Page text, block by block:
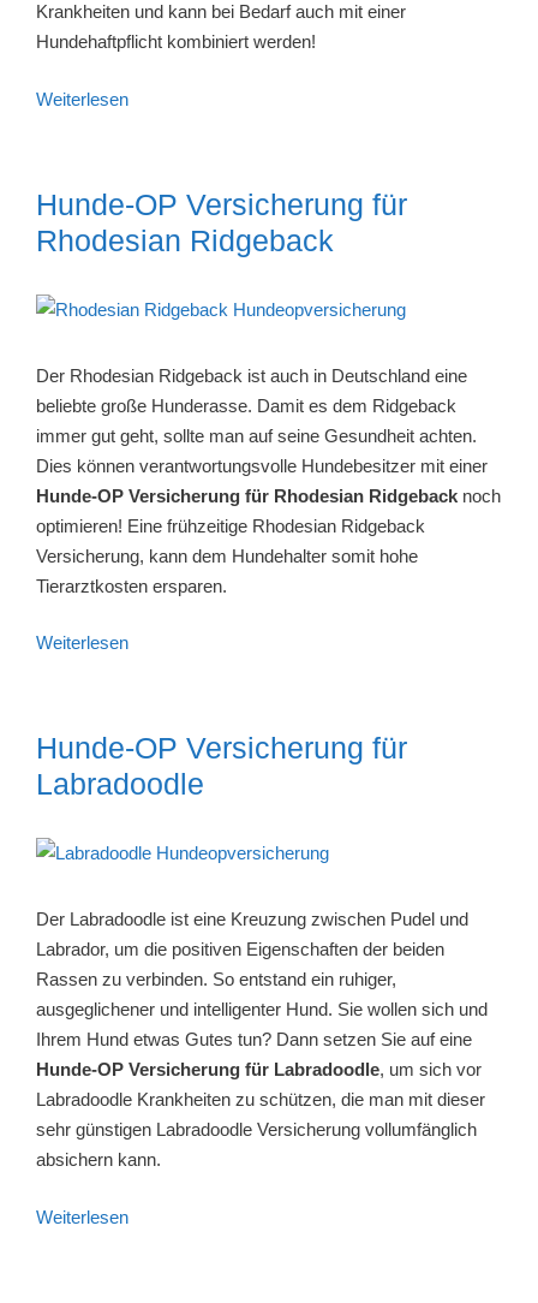
Krankheiten und kann bei Bedarf auch mit einer
Hundehaftpflicht kombiniert werden!
Weiterlesen
Hunde-OP Versicherung für
Rhodesian Ridgeback
Der Rhodesian Ridgeback ist auch in Deutschland eine
beliebte große Hunderasse. Damit es dem Ridgeback
immer gut geht, sollte man auf seine Gesundheit achten.
Dies können verantwortungsvolle Hundebesitzer mit einer
Hunde-OP Versicherung für Rhodesian Ridgeback noch
optimieren! Eine frühzeitige Rhodesian Ridgeback
Versicherung, kann dem Hundehalter somit hohe
Tierarztkosten ersparen.
Weiterlesen
Hunde-OP Versicherung für
Labradoodle
Der Labradoodle ist eine Kreuzung zwischen Pudel und
Labrador, um die positiven Eigenschaften der beiden
Rassen zu verbinden. So entstand ein ruhiger,
ausgeglichener und intelligenter Hund. Sie wollen sich und
Ihrem Hund etwas Gutes tun? Dann setzen Sie auf eine
Hunde-OP Versicherung für Labradoodle, um sich vor
Labradoodle Krankheiten zu schützen, die man mit dieser
sehr günstigen Labradoodle Versicherung vollumfänglich
absichern kann.
Weiterlesen